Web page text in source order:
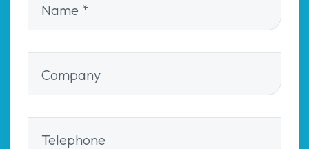
Name *
Company
Telephone